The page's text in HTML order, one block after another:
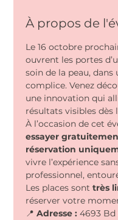
À propos de
Le 16 octobre
ouvrent les portes
soin de la peau,
complice. Venez
une innovation qui
résultats visibles dès
À l’occasion de cet
essayer
réservation
vivre l’expérience
professionnel,
Les places sont très
réserver votre
📍 Adresse : 4693 Bd